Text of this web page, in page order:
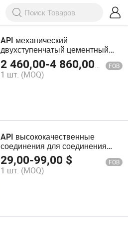
API механический
двухступенчатый цементный
воротник соединения
2 460,00-4 860,00$ FOB
1 шт. (MOQ)
API высококачественные
соединения для соединения
труб нефтяных скважин
29,00-99,00 $ FOB
1 шт. (MOQ)